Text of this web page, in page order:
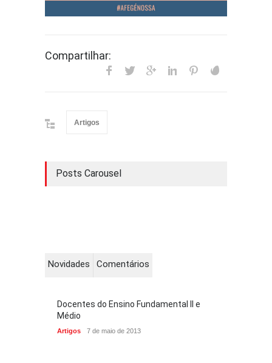
Compartilhar:
Artigos
Posts Carousel
Novidades Comentários
Docentes do Ensino Fundamental II e
Médio
Artigos 7 de maio de 2013